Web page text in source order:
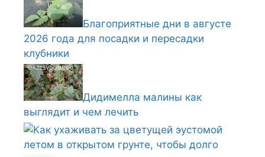
Благоприятные дни в августе
2026 года для посадки и пересадки
клубники
Дидимелла малины как
выглядит и чем лечить